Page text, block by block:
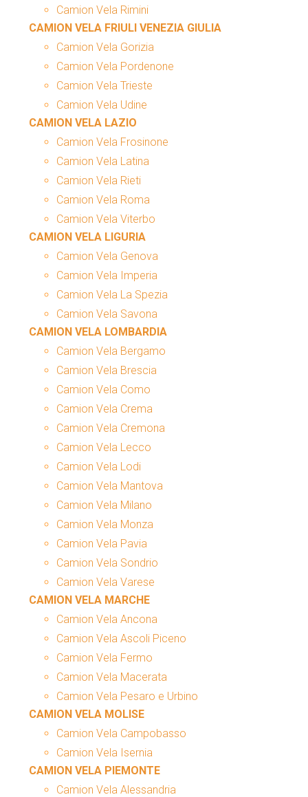
Camion Vela Rimini
CAMION VELA FRIULI VENEZIA GIULIA
Camion Vela Gorizia
Camion Vela Pordenone
Camion Vela Trieste
Camion Vela Udine
CAMION VELA LAZIO
Camion Vela Frosinone
Camion Vela Latina
Camion Vela Rieti
Camion Vela Roma
Camion Vela Viterbo
CAMION VELA LIGURIA
Camion Vela Genova
Camion Vela Imperia
Camion Vela La Spezia
Camion Vela Savona
CAMION VELA LOMBARDIA
Camion Vela Bergamo
Camion Vela Brescia
Camion Vela Como
Camion Vela Crema
Camion Vela Cremona
Camion Vela Lecco
Camion Vela Lodi
Camion Vela Mantova
Camion Vela Milano
Camion Vela Monza
Camion Vela Pavia
Camion Vela Sondrio
Camion Vela Varese
CAMION VELA MARCHE
Camion Vela Ancona
Camion Vela Ascoli Piceno
Camion Vela Fermo
Camion Vela Macerata
Camion Vela Pesaro e Urbino
CAMION VELA MOLISE
Camion Vela Campobasso
Camion Vela Isernia
CAMION VELA PIEMONTE
Camion Vela Alessandria